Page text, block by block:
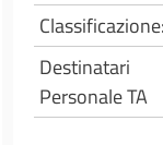
Classificazione
Destinatari
Personale TA